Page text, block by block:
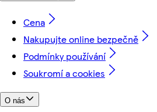
Cena
Nakupujte online bezpečně
Podmínky používání
Soukromí a cookies
O nás